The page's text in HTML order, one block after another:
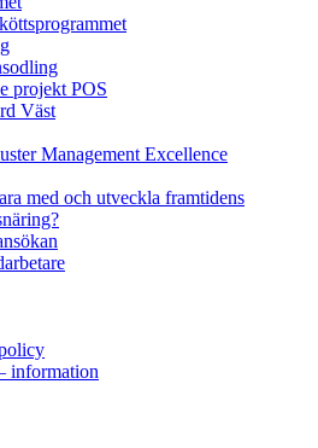
projekt POS
Väst
Management Excellence
med och utveckla framtidens
information